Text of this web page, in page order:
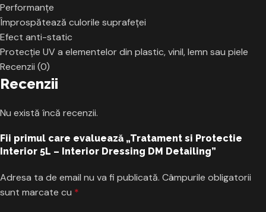
Performanțe
Împrospătează culorile suprafeţei
Efect anti-static
Protecţie UV a elementelor din plastic, vinil, lemn sau piele
Recenzii (0)
Recenzii
Nu există încă recenzii.
Fii primul care evaluează „Tratament si Protectie
Interior 5L – Interior Dressing DM Detailing”
Adresa ta de email nu va fi publicată. Câmpurile obligatorii
sunt marcate cu *